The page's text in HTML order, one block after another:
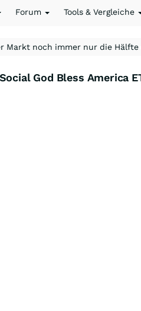
Forum Tools & Vergleiche
Markt noch immer nur die Hälfte
God Bless America